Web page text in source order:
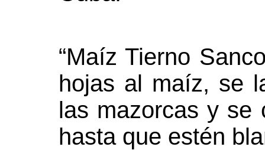
“Maíz Tierno
hojas al maíz, se
las mazorcas y se
hasta que estén